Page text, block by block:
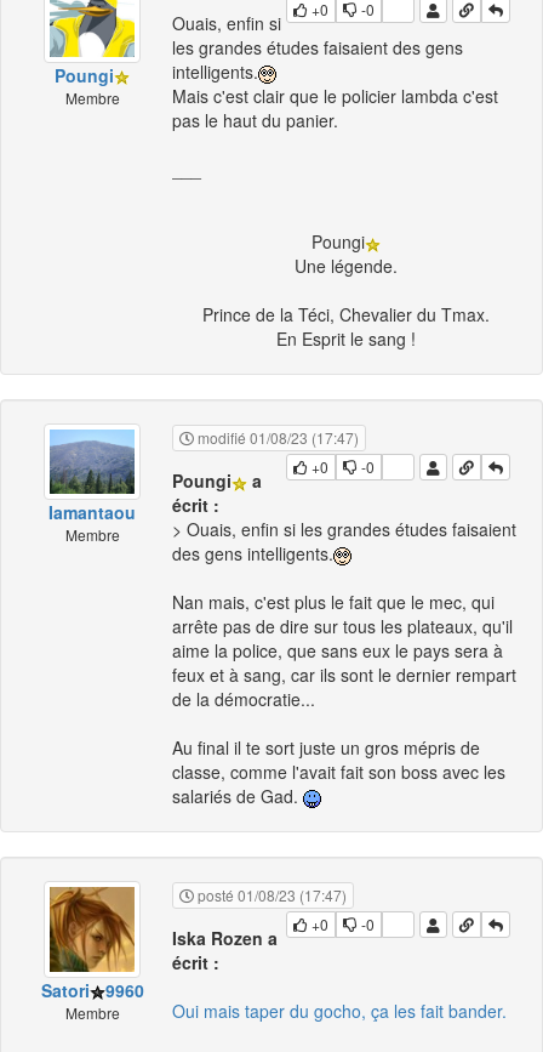
Poungi
Membre
+0
-0
Ouais, enfin si
les grandes études faisaient des gens
intelligents.
Mais c'est clair que le policier lambda c'est
pas le haut du panier.
Poungi
Une légende.
Prince de la Téci, Chevalier du Tmax.
En Esprit le sang !
Iamantaou
Membre
modifié 01/08/23 (17:47)
+0
-0
Poungi
a
écrit :
> Ouais, enfin si les grandes études faisaient
des gens intelligents.
Nan mais, c'est plus le fait que le mec, qui
arrête pas de dire sur tous les plateaux, qu'il
aime la police, que sans eux le pays sera à
feux et à sang, car ils sont le dernier rempart
de la démocratie...
Au final il te sort juste un gros mépris de
classe, comme l'avait fait son boss avec les
salariés de Gad.
Satori 9960
Membre
posté 01/08/23 (17:47)
+0
-0
Iska Rozen a
écrit :
Oui mais taper du gocho, ça les fait bander.